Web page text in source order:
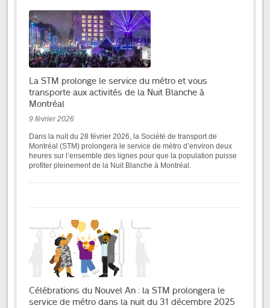
La STM prolonge le service du métro et vous
transporte aux activités de la Nuit Blanche à
Montréal
9 février 2026
Dans la nuit du 28 février 2026, la Société de transport de
Montréal (STM) prolongera le service de métro d’environ deux
heures sur l’ensemble des lignes pour que la population puisse
profiter pleinement de la Nuit Blanche à Montréal.
Célébrations du Nouvel An : la STM prolongera le
service de métro dans la nuit du 31 décembre 2025